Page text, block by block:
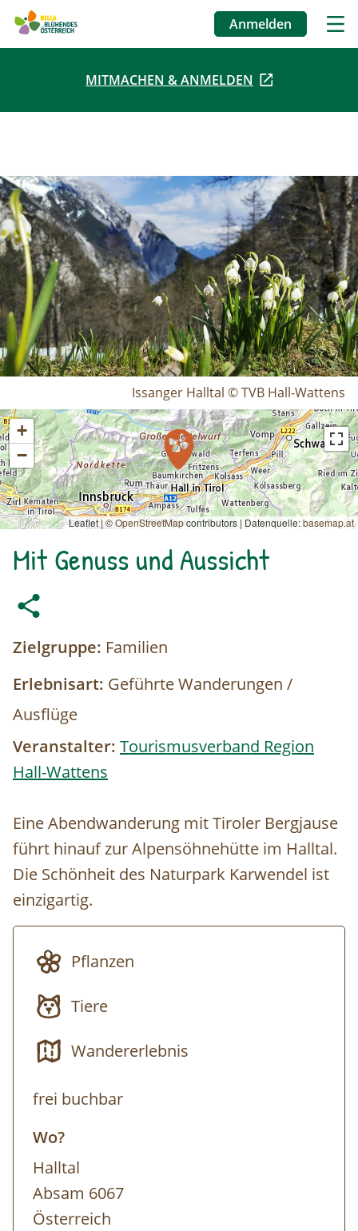
Direkt
Benutzermenü
Anmelden
MITMACHEN & ANMELDEN
Issanger Halltal © TVB Hall-Wattens
+
−
Leaflet | ©OpenStreetMapcontributors | Datenquelle:basemap.at
Mit Genuss und Aussicht
Zielgruppe: Familien
Erlebnisart: Geführte Wanderungen /
Ausflüge
Veranstalter: Tourismusverband Region
Hall-Wattens
Eine Abendwanderung mit Tiroler Bergjause
führt hinauf zur Alpensöhnehütte im Halltal.
Die Schönheit des Naturpark Karwendel ist
einzigartig.
Pflanzen
Tiere
Wandererlebnis
frei buchbar
Wo?
Halltal
Absam 6067
Österreich